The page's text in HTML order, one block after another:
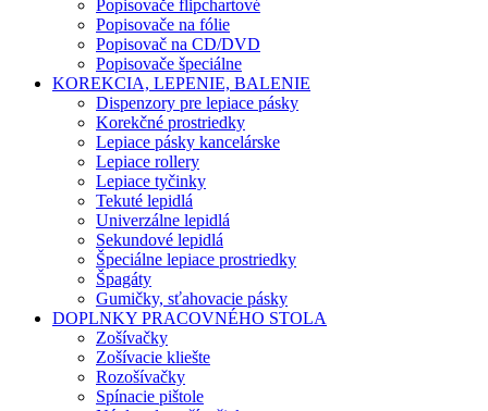
Popisovače flipchartové
Popisovače na fólie
Popisovač na CD/DVD
Popisovače špeciálne
KOREKCIA, LEPENIE, BALENIE
Dispenzory pre lepiace pásky
Korekčné prostriedky
Lepiace pásky kancelárske
Lepiace rollery
Lepiace tyčinky
Tekuté lepidlá
Univerzálne lepidlá
Sekundové lepidlá
Špeciálne lepiace prostriedky
Špagáty
Gumičky, sťahovacie pásky
DOPLNKY PRACOVNÉHO STOLA
Zošívačky
Zošívacie kliešte
Rozošívačky
Spínacie pištole